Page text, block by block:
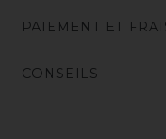
PAIEMENT ET
CONSEILS